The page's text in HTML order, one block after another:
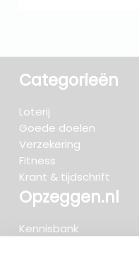
Categorieën
Loterij
Goede doelen
Verzekering
Fitness
Krant & tijdschrift
Opzeggen.nl
Kennisbank